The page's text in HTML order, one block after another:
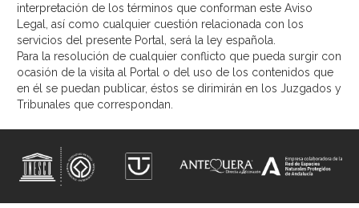
interpretación de los términos que conforman este Aviso
Legal, así como cualquier cuestión relacionada con los
servicios del presente Portal, será la ley española.
Para la resolución de cualquier conflicto que pueda surgir con
ocasión de la visita al Portal o del uso de los contenidos que
en él se puedan publicar, éstos se dirimirán en los Juzgados y
Tribunales que correspondan.